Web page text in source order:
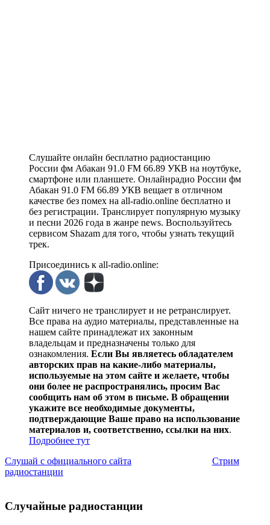
Слушайте онлайн бесплатно радиостанцию
России фм Абакан 91.0 FM 66.89 УКВ на ноутбуке,
смартфоне или планшете. Онлайнрадио России фм
Абакан 91.0 FM 66.89 УКВ вещает в отличном
качестве без помех на all-radio.online бесплатно и
без регистрации. Транслирует популярную музыку
и песни 2026 года в жанре news. Воспользуйтесь
сервисом Shazam для того, чтобы узнать текущий
трек.
Присоединись к all-radio.online:
Сайт ничего не транслирует и не ретранслирует.
Все права на аудио материалы, представленные на
нашем сайте принадлежат их законным
владельцам и предназначены только для
ознакомления. Если Вы являетесь обладателем
авторских прав на какие-либо материалы,
используемые на этом сайте и желаете, чтобы
они более не распространялись, просим Вас
сообщить нам об этом в письме. В обращении
укажите все необходимые документы,
подтверждающие Ваше право на использование
материалов и, соответственно, ссылки на них.
Подробнее тут
Слушай с официального сайта
Стрим
радиостанции
Случайные радиостанции